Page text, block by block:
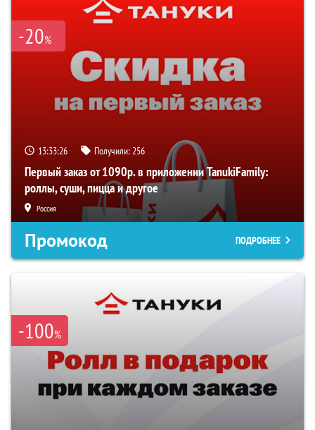
-20%
13:33:25 Получили:256
Первый заказ от 1090р. в приложении TanukiFamily:
роллы, суши, пицца и другое
Россия
Промокод ПОДРОБНЕЕ
-100%